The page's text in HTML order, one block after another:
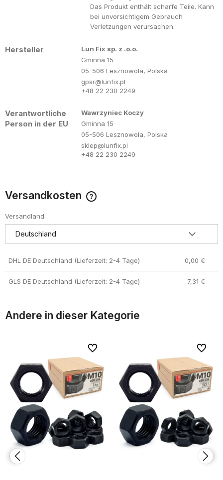
Das Produkt enthält scharfe Teile. Kann
bei unvorsichtigem Gebrauch
Verletzungen verursachen.
Hersteller
Lun Fix sp. z .o.o.
Gminna 15
05-506 Lesznowola, Polska
gpsr@lunfix.pl
+48 22 230 2249
Verantwortliche
Person in der EU
Wawrzyniec Koczy
Gminna 15
05-506 Lesznowola, Polska
sklep@lunfix.pl
+48 22 230 2249
Versandkosten
Zahlungskosten
Versandland:
DHL DE Deutschland (Lieferzeit: 2-4 Tage) 0,00 €
GLS DE Deutschland (Lieferzeit: 2-4 Tage) 7,31 €
Andere in dieser Kategorie
Zu Favoriten
Zu Favoriten Zu
Zu